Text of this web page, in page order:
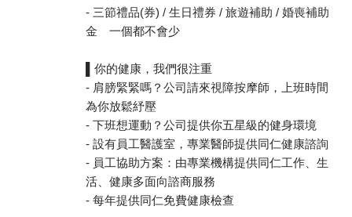
- 三節禮品(券) / 生日禮券 / 旅遊補助 / 婚喪補助
金 一個都不會少
▌你的健康，我們很注重
- 肩膀緊緊嗎？公司請來視障按摩師，上班時間
為你放鬆紓壓
- 下班想運動？公司提供你五星級的健身環境
- 設有員工醫護室，專業醫師提供同仁健康諮詢
- 員工協助方案：由專業機構提供同仁工作、生
活、健康多面向諮商服務
- 每年提供同仁免費健康檢查